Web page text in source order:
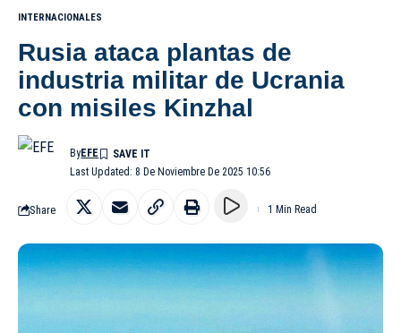
INTERNACIONALES
Rusia ataca plantas de
industria militar de Ucrania
con misiles Kinzhal
Last Updated: 8 De Noviembre De 2025 10:56
ByEFE
Share 1 Min Read